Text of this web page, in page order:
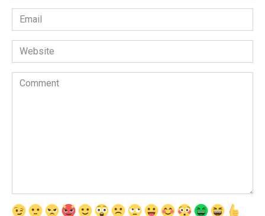
Email
*
Website
Comment